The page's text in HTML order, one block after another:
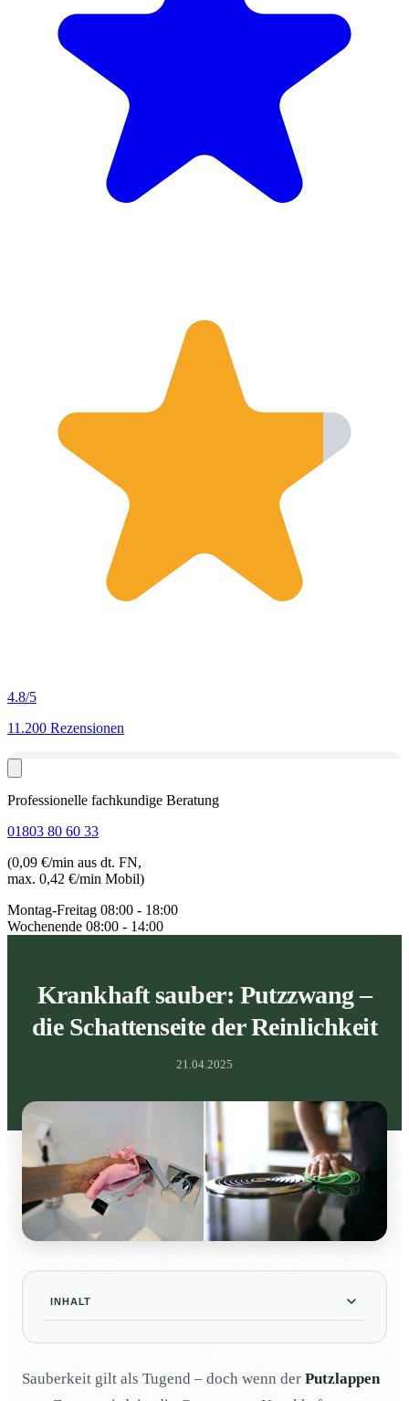
4.8/5
11.200 Rezensionen
Professionelle fachkundige Beratung
01803 80 60 33
(0,09 €/min aus dt. FN,
max. 0,42 €/min Mobil)
Montag-Freitag 08:00 - 18:00
Wochenende 08:00 - 14:00
Krankhaft sauber: Putzzwang –
die Schattenseite der Reinlichkeit
21.04.2025
INHALT
Ab wann ist Putzen nicht mehr normal – sondern
Sauberkeit gilt als Tugend – doch wenn der Putzlappen